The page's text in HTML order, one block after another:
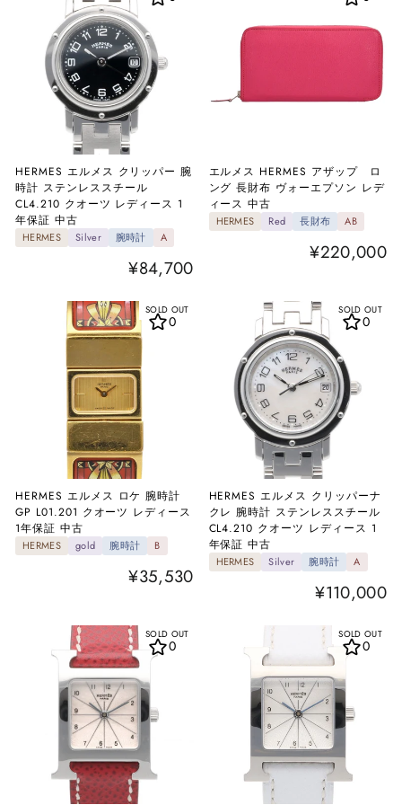
HERMES エルメス クリッパー 腕
時計 ステンレススチール
CL4.210 クオーツ レディース 1
年保証 中古
HERMES Silver 腕時計 A
¥84,700
エルメス HERMES アザップ ロ
ング 長財布 ヴォーエプソン レデ
ィース 中古
HERMES Red 長財布 AB
¥220,000
SOLD OUT
HERMES エルメス ロケ 腕時計
GP L01.201 クオーツ レディース
1年保証 中古
HERMES gold 腕時計 B
¥35,530
0
SOLD OUT
HERMES エルメス クリッパーナ
クレ 腕時計 ステンレススチール
CL4.210 クオーツ レディース 1
年保証 中古
HERMES Silver 腕時計 A
¥110,000
0
SOLD OUT
0
SOLD OUT
0